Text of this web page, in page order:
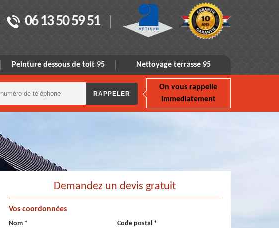
06 13 50 59 51
Peinture dessous de toit 95 Nettoyage terrasse 95
On vous rappelle
immediatement
Demandez un devis gratuit
Vos coordonnées
Nom * Code postal *